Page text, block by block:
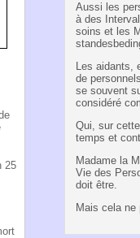
25
Aussi les
à des
soins et les
Les aidants,
de
se souvent
considéré
Qui, sur
temps et
Madame la
Vie des
doit être.
Mais cela ne